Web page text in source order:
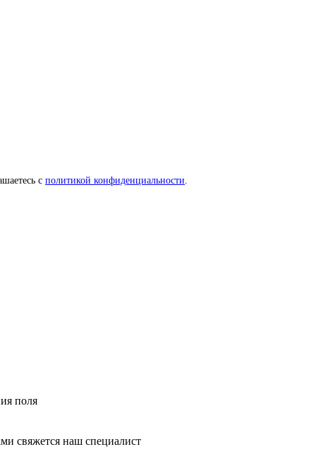
с политикой конфиденциальности
поля
свяжется наш специалист